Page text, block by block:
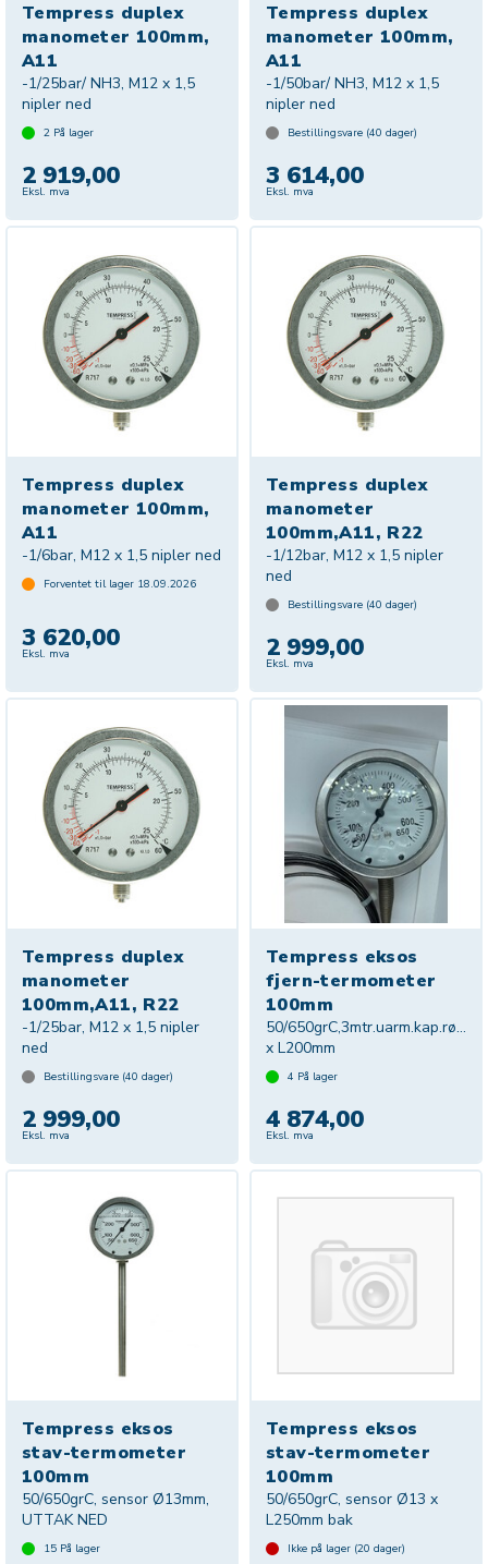
Tempress duplex
manometer 100mm,
A11
-1/25bar/ NH3, M12 x 1,5
nipler ned
2 På lager
2 919,00
Eksl. mva
Tempress duplex
manometer 100mm,
A11
-1/50bar/ NH3, M12 x 1,5
nipler ned
Bestillingsvare (40 dager)
3 614,00
Eksl. mva
Tempress duplex
manometer 100mm,
A11
-1/6bar, M12 x 1,5 nipler ned
Forventet til lager 18.09.2026
3 620,00
Eksl. mva
Tempress duplex
manometer
100mm,A11, R22
-1/12bar, M12 x 1,5 nipler
ned
Bestillingsvare (40 dager)
2 999,00
Eksl. mva
Tempress duplex
manometer
100mm,A11, R22
-1/25bar, M12 x 1,5 nipler
ned
Bestillingsvare (40 dager)
2 999,00
Eksl. mva
Tempress eksos
fjern-termometer
100mm
50/
x L200mm
4 På lager
4 874,00
Eksl. mva
Tempress eksos
stav-termometer
100mm
50/650grC, sensor Ø13mm,
UTTAK NED
15 På lager
Tempress eksos
stav-termometer
100mm
50/650grC, sensor Ø13 x
L250mm bak
Ikke på lager (20 dager)